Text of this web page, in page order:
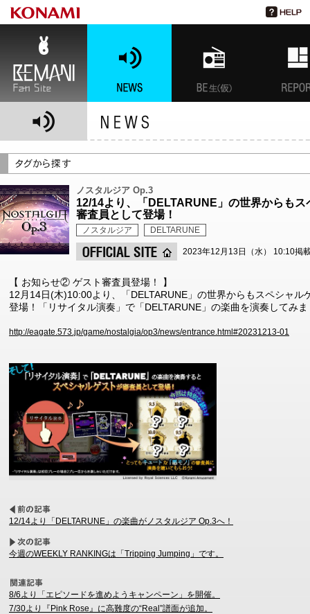
ノスタルジア Op.3
12/14より、「DELTARUNE」の世界からも
審査員として登場！
ノスタルジア DELTARUNE
2023年12月13日（水） 10:10掲
【 お知らせ② ゲスト審査員登場！ 】
12月14日(木)10:00より、「DELTARUNE」の世界からもスペシャ
登場！「リサイタル演奏」で「DELTARUNE」の楽曲を演奏してみ
http://eagate.573.jp/game/nostalgia/op3/news/entrance.html#20231213-01
12/14より「DELTARUNE」の楽曲がノスタルジア Op.3へ！
今週のWEEKLY RANKINGは「Tripping Jumping」です。
8/6より「エピソードを進めようキャンペーン」を開催。
7/30より『Pink Rose』に高難度の“Real”譜面が追加。